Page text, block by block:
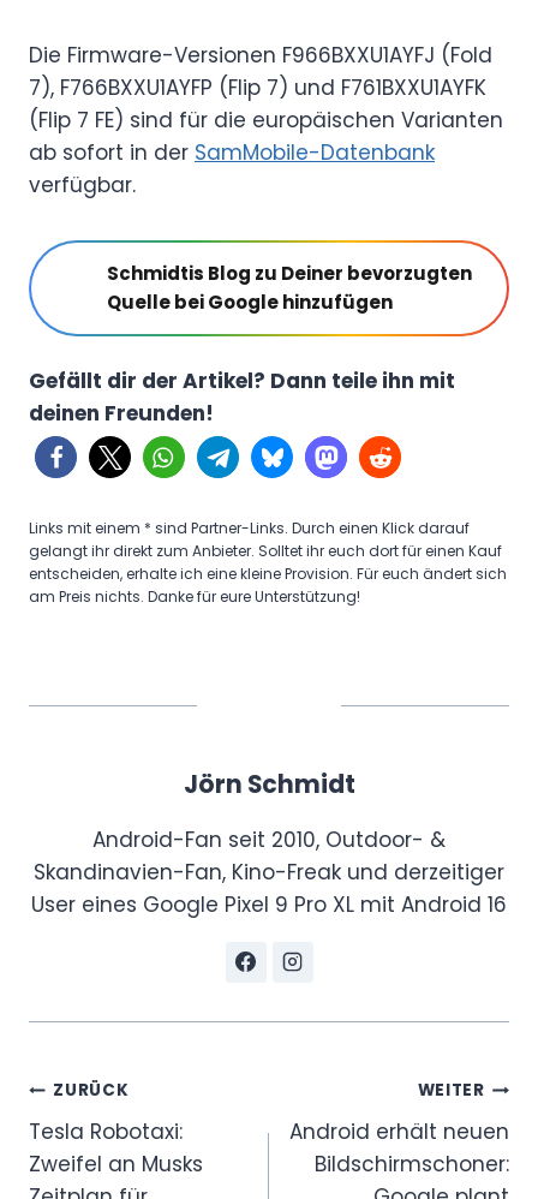
Die Firmware-Versionen F966BXXU1AYFJ (Fold
7), F766BXXU1AYFP (Flip 7) und F761BXXU1AYFK
(Flip 7 FE) sind für die europäischen Varianten
ab sofort in der SamMobile-Datenbank
verfügbar.
Schmidtis Blog zu Deiner bevorzugten
Quelle bei Google hinzufügen
Gefällt dir der Artikel? Dann teile ihn mit
deinen Freunden!
Links mit einem * sind Partner-Links. Durch einen Klick darauf
gelangt ihr direkt zum Anbieter. Solltet ihr euch dort für einen Kauf
entscheiden, erhalte ich eine kleine Provision. Für euch ändert sich
am Preis nichts. Danke für eure Unterstützung!
Jörn Schmidt
Android-Fan seit 2010, Outdoor- &
Skandinavien-Fan, Kino-Freak und derzeitiger
User eines Google Pixel 9 Pro XL mit Android 16
Beitragsnavigation
ZURÜCK
Tesla Robotaxi:
Zweifel an Musks
WEITER
Android erhält neuen
Bildschirmschoner: